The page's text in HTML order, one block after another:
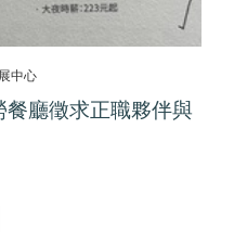
中心
餐廳徵求正職夥伴與